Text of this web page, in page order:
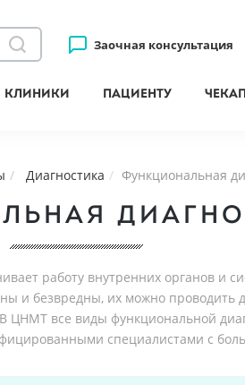
Заочная консультация
Клиники Пациенту
Диагностика Функциональная
работу внутренних органов и
и безвредны, их можно проводить
все виды функциональной
специалистами с